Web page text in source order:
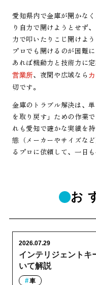
愛知県内で金庫が開かな
り自力で開けようとせず
力で叩いたりこじ開けよ
プロでも開けるのが困難
あれば機動力と技術力に
営業所、夜間や広域なら
切です。
金庫のトラブル解決は、
を取り戻す」ための作業
れも愛知で確かな実績を
態（メーカーやサイズな
るプロに依頼して、一日
お
インテリジェントキ
いて解説
2026.07.29
車